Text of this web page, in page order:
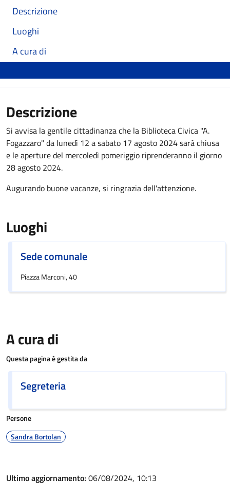
Descrizione
Luoghi
A cura di
Descrizione
Si avvisa la gentile cittadinanza che la Biblioteca Civica "A.
Fogazzaro" da lunedì 12 a sabato 17 agosto 2024 sarà chiusa
e le aperture del mercoledì pomeriggio riprenderanno il giorno
28 agosto 2024.
Augurando buone vacanze, si ringrazia dell'attenzione.
Luoghi
Sede comunale
Piazza Marconi, 40
A cura di
Questa pagina è gestita da
Segreteria
Persone
Sandra Bortolan
Ultimo aggiornamento: 06/08/2024, 10:13